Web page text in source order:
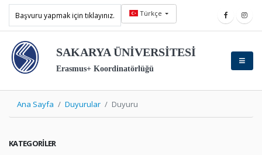
Başvuru yapmak için tıklayınız. Türkçe
SAKARYA ÜNİVERSİTESİ
Erasmus+ Koordinatörlüğü
Ana Sayfa Duyurular Duyuru
KATEGORILER